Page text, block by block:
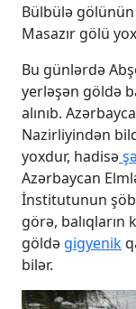
Bülbülə
Masazır gölü
Bu günlərdə
yerləşən göldə
alınıb.
Nazirliyindən
yoxdur, hadisə
Azərbaycan
İnstitutunun
görə,
göldə gigyenik
bilər.